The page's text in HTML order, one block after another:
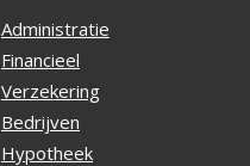
Administratie
Financieel
Verzekering
Bedrijven
Hypotheek